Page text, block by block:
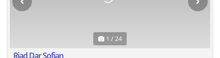
1 / 24
Riad Dar Sofian